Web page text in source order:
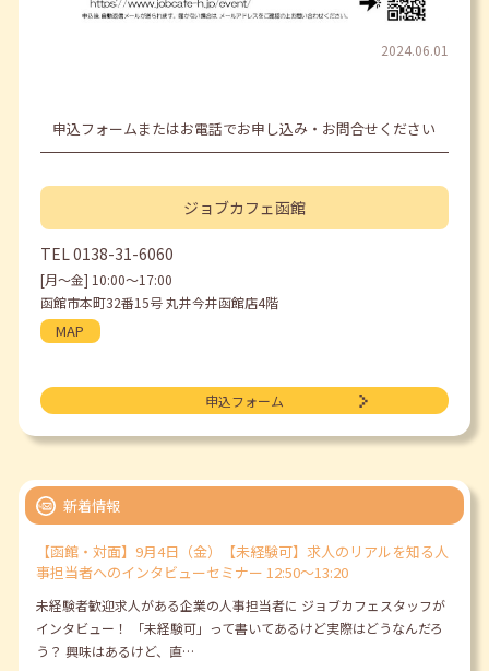
2024.06.01
申込フォームまたはお電話でお申し込み・お問合せください
ジョブカフェ函館
TEL 0138-31-6060
[月〜金] 10:00〜17:00
函館市本町32番15号 丸井今井函館店4階
MAP
申込フォーム
新着情報
【函館・対面】9月4日（金）【未経験可】求人のリアルを知る人
事担当者へのインタビューセミナー 12:50～13:20
未経験者歓迎求人がある企業の人事担当者に ジョブカフェスタッフが
インタビュー！ 「未経験可」って書いてあるけど実際はどうなんだろ
う？ 興味はあるけど、直…